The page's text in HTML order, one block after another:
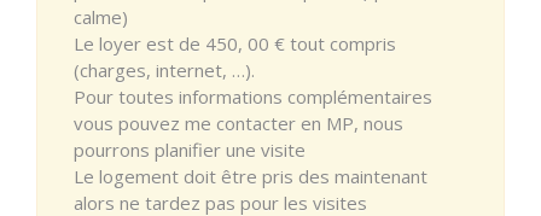
calme)
Le loyer est de 450, 00 € tout compris
(charges, internet, …).
Pour toutes informations complémentaires
vous pouvez me contacter en MP, nous
pourrons planifier une visite
Le logement doit être pris des maintenant
alors ne tardez pas pour les visites